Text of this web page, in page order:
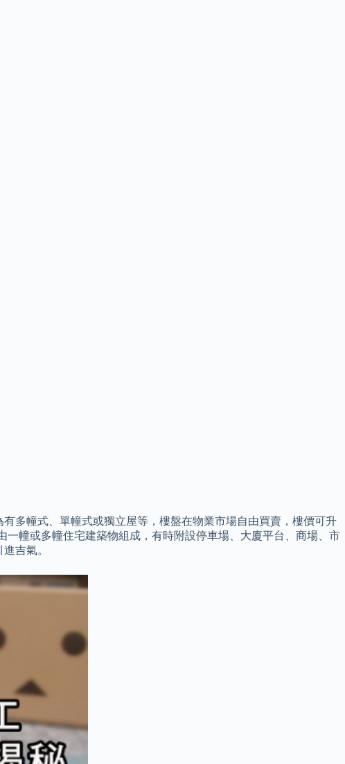
多幢式、單幢式或獨立屋等，樓盤在物業市場自由買賣，樓價可升
幢或多幢住宅建築物組成，有時附設停車場、大廈平台、商場、市
吉氣。